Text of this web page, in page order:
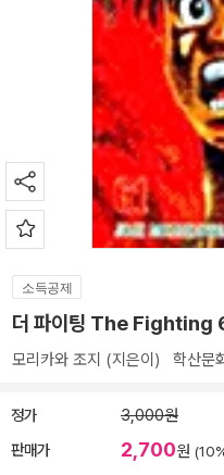
소득공제
더 파이팅 The Fighting
모리카와 조지 (지은이) 학산문
정가 3,000원
판매가 2,700원